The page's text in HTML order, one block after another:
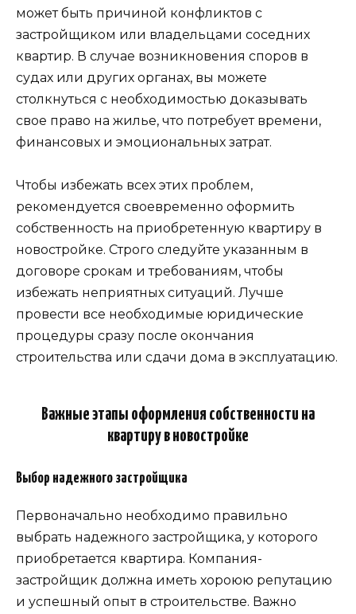
может быть причиной конфликтов с
застройщиком или владельцами соседних
квартир. В случае возникновения споров в
судах или других органах, вы можете
столкнуться с необходимостью доказывать
свое право на жилье, что потребует времени,
финансовых и эмоциональных затрат.
Чтобы избежать всех этих проблем,
рекомендуется своевременно оформить
собственность на приобретенную квартиру в
новостройке. Строго следуйте указанным в
договоре срокам и требованиям, чтобы
избежать неприятных ситуаций. Лучше
провести все необходимые юридические
процедуры сразу после окончания
строительства или сдачи дома в эксплуатацию.
Важные этапы оформления собственности на
квартиру в новостройке
Выбор надежного застройщика
Первоначально необходимо правильно
выбрать надежного застройщика, у которого
приобретается квартира. Компания-
застройщик должна иметь хороюю репутацию
и успешный опыт в строительстве. Важно